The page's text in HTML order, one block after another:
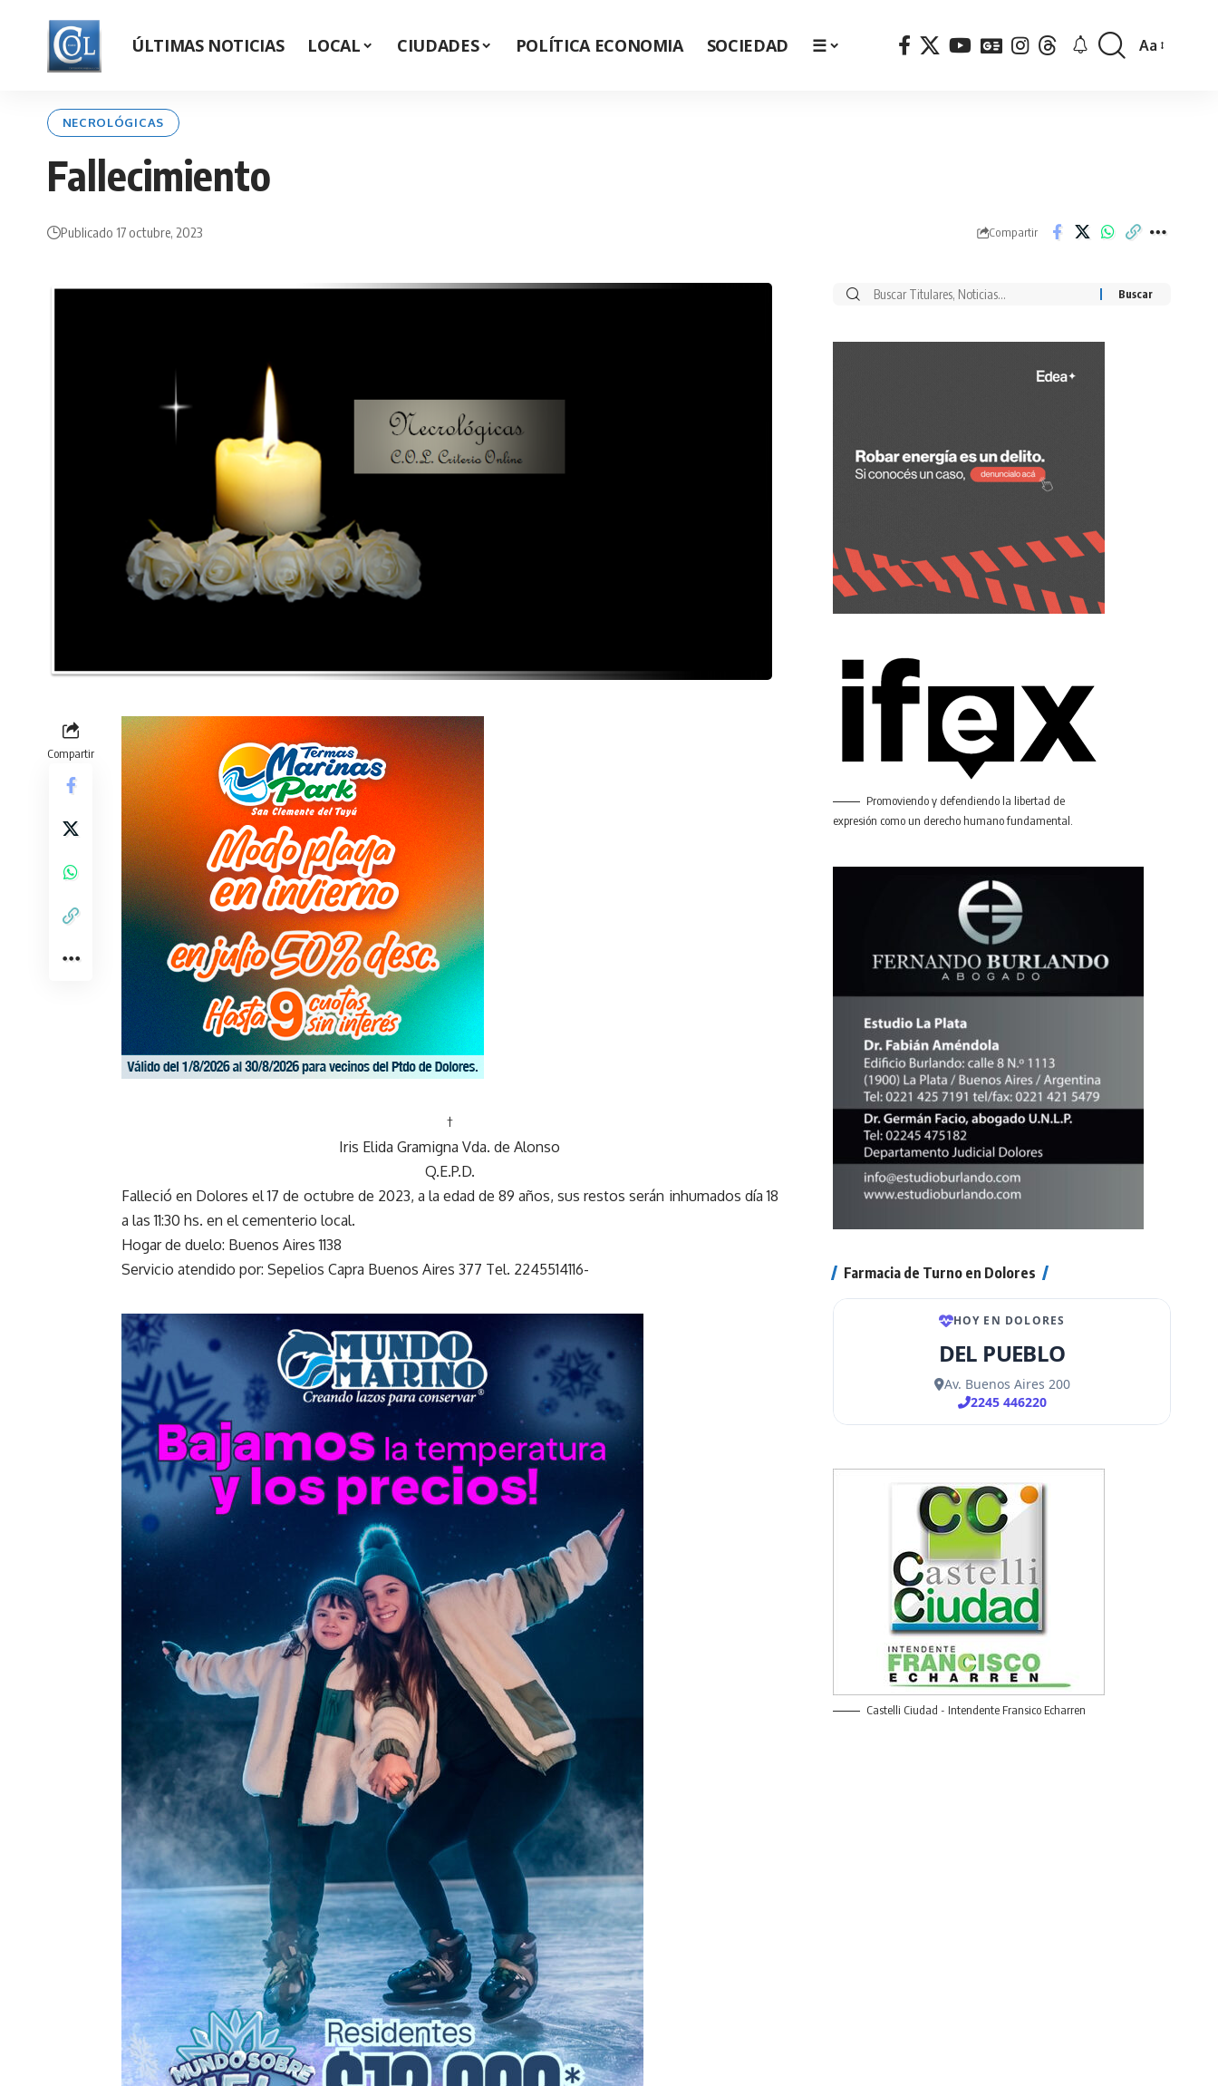
ÚLTIMAS NOTICIAS LOCAL CIUDADES POLÍTICA ECONOMIA SOCIEDAD ☰
Font
Aa
NECROLÓGICAS
Fallecimiento
Publicado 17 octubre, 2023 Compartir
Compartir
†
Iris Elida Gramigna Vda. de Alonso
Q.E.P.D.
Falleció en Dolores el 17 de octubre de 2023, a la edad de 89 años, sus restos serán inhumados día 18
a las 11:30 hs. en el cementerio local.
Hogar de duelo: Buenos Aires 1138
Servicio atendido por: Sepelios Capra Buenos Aires 377 Tel. 2245514116-
Buscar
Promoviendo y defendiendo la libertad de
expresión como un derecho humano fundamental.
Farmacia de Turno en Dolores
Castelli Ciudad - Intendente Fransico Echarren